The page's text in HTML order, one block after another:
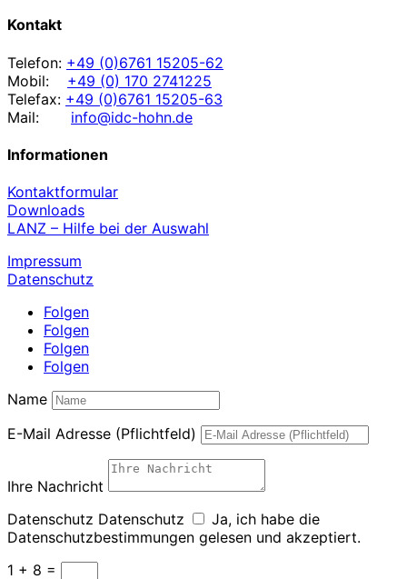
Kontakt
Telefon: +49 (0)6761 15205-62
Mobil: +49 (0) 170 2741225
Telefax: +49 (0)6761 15205-63
Mail: info@idc-hohn.de
Informationen
Kontaktformular
Downloads
LANZ – Hilfe bei der Auswahl
Impressum
Datenschutz
Folgen
Folgen
Folgen
Folgen
Name
E-Mail Adresse (Pflichtfeld)
Ihre Nachricht
Datenschutz Datenschutz
Ja, ich habe die
Datenschutzbestimmungen gelesen und akzeptiert.
1 + 8 =